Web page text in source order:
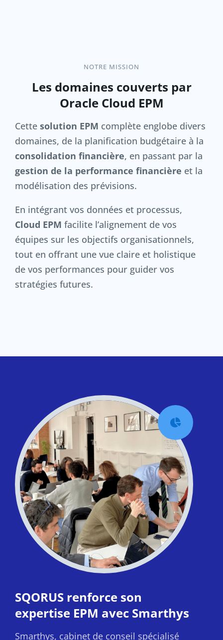
NOTRE MISSION
Les domaines couverts par
Oracle Cloud EPM
Cette solution EPM complète englobe divers
domaines, de la planification budgétaire à la
consolidation financière, en passant par la
gestion de la performance financière et la
modélisation des prévisions.
En intégrant vos données et processus,
Cloud EPM facilite l’alignement de vos
équipes sur les objectifs organisationnels,
tout en offrant une vue claire et holistique
de vos performances pour guider vos
stratégies futures.
SQORUS renforce son
expertise EPM avec Smarthys
Smarthys, cabinet de conseil spécialisé
